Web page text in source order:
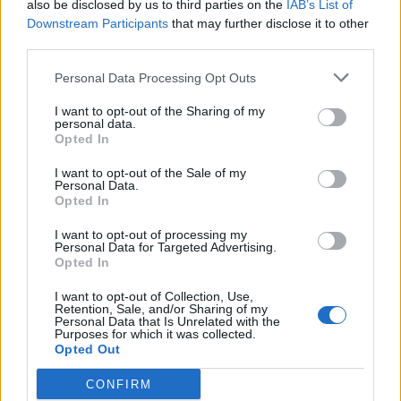
also be disclosed by us to third parties on the IAB’s List of
Downstream Participants that may further disclose it to other
Personal Data Processing Opt Outs
I want to opt-out of the Sharing of my
personal data.
Opted In
I want to opt-out of the Sale of my
Personal Data.
Opted In
I want to opt-out of processing my
Personal Data for Targeted Advertising.
Opted In
I want to opt-out of Collection, Use,
Retention, Sale, and/or Sharing of my
Personal Data that Is Unrelated with the
Purposes for which it was collected.
Opted Out
CONFIRM
Warum sea chefs?
Das bieten wir dir:
Die schönsten Ziele der Erde
Bezahlte An- & Abreise
Internationales Arbeitsumfeld
Kostenlose Unterkunft und Verpflegung
Exklusive Crew-Bereiche
Gute Aufstiegschancen
Kranken- und Unfallversicherung
Kostenfreie Reinigung der Uniform
HIDDEN LINK - PLEASE LOGIN